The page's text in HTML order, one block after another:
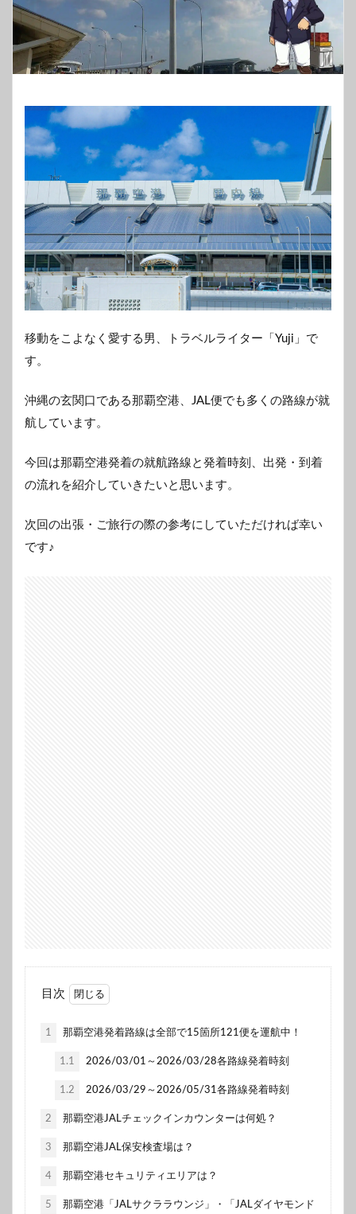
移動をこよなく愛する男、トラベルライター「Yuji」で
す。
沖縄の玄関口である那覇空港、JAL便でも多くの路線が就
航しています。
今回は那覇空港発着の就航路線と発着時刻、出発・到着
の流れを紹介していきたいと思います。
次回の出張・ご旅行の際の参考にしていただければ幸い
です♪
目次
1 那覇空港発着路線は全部で15箇所121便を運航中！
1.1 2026/03/01～2026/03/28各路線発着時刻
1.2 2026/03/29～2026/05/31各路線発着時刻
2 那覇空港JALチェックインカウンターは何処？
3 那覇空港JAL保安検査場は？
4 那覇空港セキュリティエリアは？
5
那覇空港「JALサクララウンジ」・「JALダイヤモンド